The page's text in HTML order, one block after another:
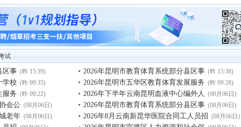
试
区事 (昨 15:39)
学校 (昨 09:35)
服务 (昨 09:22)
会公 (08月06日)
老年 (08月06日)
2026年昆明市教育体育系统部分县区事 (昨 15:38)
2026年昆明市五华区教育体育发展服务 (昨 09:28)
2026年下半年云南昆明血液中心编外人 (08月06日)
2026年昆明市教育体育系统部分县区事 (08月06日)
2026年8月云南新昆华医院合同工人员招 (08月06日)